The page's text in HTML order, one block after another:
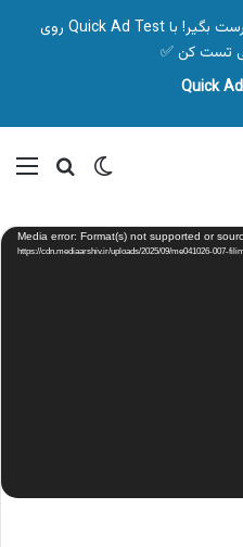
🎯 قبل از شروع کمپین، تصمیم درست بگیر! با Quick Ad Test روی
تست کن ✅
تغییر پوسته
Media error: Format(s) not supported or